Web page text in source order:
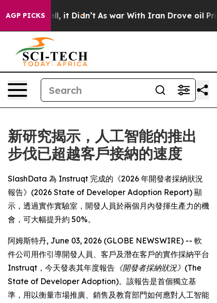
AGP PICKS
Well, it Didn’t As war With Iran Drove oil Prices
新研究揭示，人工智能的推出
步伐已超越客戶接納的速度
SlashData 為 Instruqt 完成的《2026 年開發者採納狀況
報告》(2026 State of Developer Adoption Report) 顯
示，透過實作實驗室，開發人員於兩個月內發揮生產力的機
會，可大幅提升約 50%。
阿姆斯特丹, June 03, 2026 (GLOBE NEWSWIRE) -- 軟
件公司用作引導開發人員、客戶及潛在客戶的實作採納平台
Instruqt，今天發表其年度報告 《開發者採納狀況》(The
State of Developer Adoption)。該報告是首個獨立基
準，用以衡量市場推廣、銷售及教育部門如何應對人工智能